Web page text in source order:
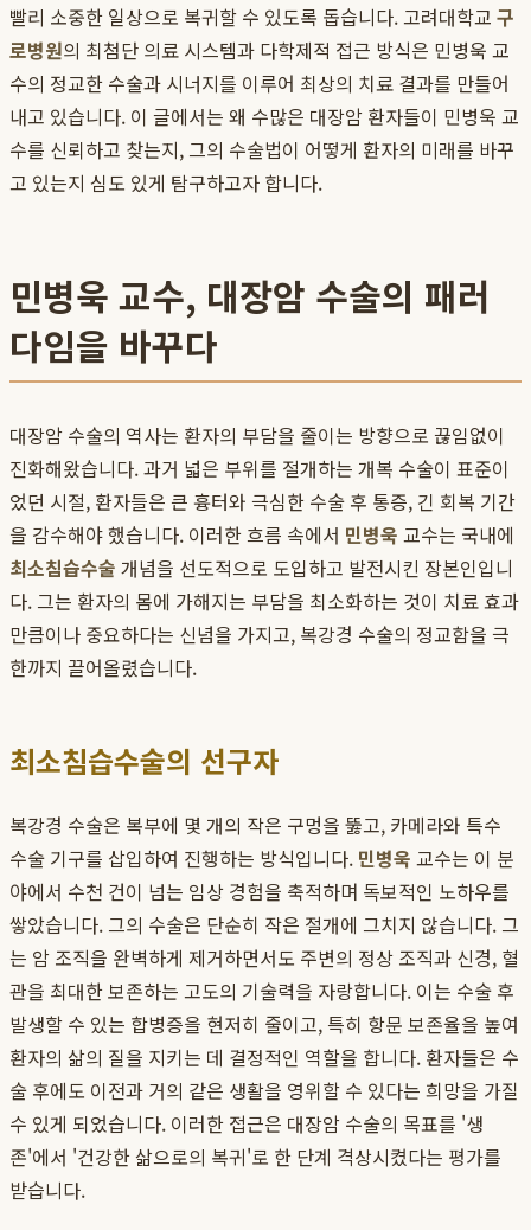
빨리 소중한 일상으로 복귀할 수 있도록 돕습니다. 고려대학교 구
로병원의 최첨단 의료 시스템과 다학제적 접근 방식은 민병욱 교
수의 정교한 수술과 시너지를 이루어 최상의 치료 결과를 만들어
내고 있습니다. 이 글에서는 왜 수많은 대장암 환자들이 민병욱 교
수를 신뢰하고 찾는지, 그의 수술법이 어떻게 환자의 미래를 바꾸
고 있는지 심도 있게 탐구하고자 합니다.
민병욱 교수, 대장암 수술의 패러
다임을 바꾸다
대장암 수술의 역사는 환자의 부담을 줄이는 방향으로 끊임없이
진화해왔습니다. 과거 넓은 부위를 절개하는 개복 수술이 표준이
었던 시절, 환자들은 큰 흉터와 극심한 수술 후 통증, 긴 회복 기간
을 감수해야 했습니다. 이러한 흐름 속에서 민병욱 교수는 국내에
최소침습수술 개념을 선도적으로 도입하고 발전시킨 장본인입니
다. 그는 환자의 몸에 가해지는 부담을 최소화하는 것이 치료 효과
만큼이나 중요하다는 신념을 가지고, 복강경 수술의 정교함을 극
한까지 끌어올렸습니다.
최소침습수술의 선구자
복강경 수술은 복부에 몇 개의 작은 구멍을 뚫고, 카메라와 특수
수술 기구를 삽입하여 진행하는 방식입니다. 민병욱 교수는 이 분
야에서 수천 건이 넘는 임상 경험을 축적하며 독보적인 노하우를
쌓았습니다. 그의 수술은 단순히 작은 절개에 그치지 않습니다. 그
는 암 조직을 완벽하게 제거하면서도 주변의 정상 조직과 신경, 혈
관을 최대한 보존하는 고도의 기술력을 자랑합니다. 이는 수술 후
발생할 수 있는 합병증을 현저히 줄이고, 특히 항문 보존율을 높여
환자의 삶의 질을 지키는 데 결정적인 역할을 합니다. 환자들은 수
술 후에도 이전과 거의 같은 생활을 영위할 수 있다는 희망을 가질
수 있게 되었습니다. 이러한 접근은 대장암 수술의 목표를 '생
존'에서 '건강한 삶으로의 복귀'로 한 단계 격상시켰다는 평가를
받습니다.